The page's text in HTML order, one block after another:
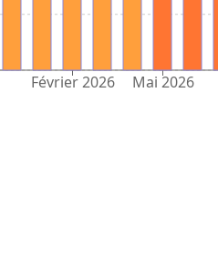
Février 2026 Mai 2026